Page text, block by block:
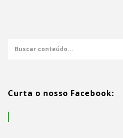
Curta o nosso Facebook: